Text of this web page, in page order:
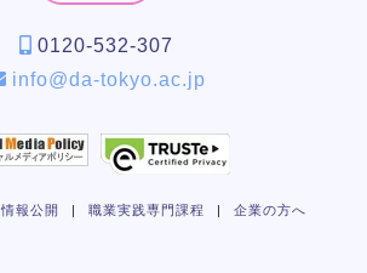
0120-532-307
info@da-tokyo.ac.jp
情報公開 | 職業実践専門課程 | 企業の方へ